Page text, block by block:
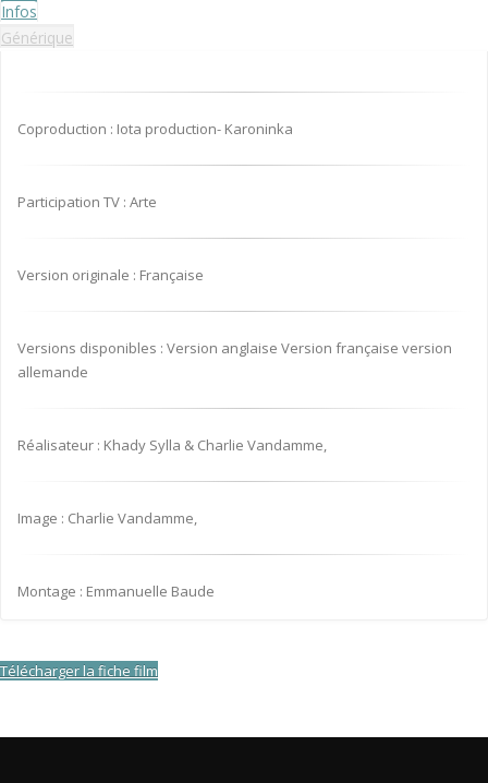
Infos
Générique
Coproduction : Iota production- Karoninka
Participation TV : Arte
Version originale : Française
Versions disponibles : Version anglaise Version française version
allemande
Réalisateur : Khady Sylla & Charlie Vandamme,
Image : Charlie Vandamme,
Montage : Emmanuelle Baude
Télécharger la fiche film